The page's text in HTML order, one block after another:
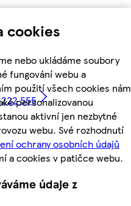
cookies
nebo ukládáme soubory
fungování webu a
použití všech cookies nám
personalizovanou
aktivní jen nezbytné
webu. Své rozhodnutí
ochrany osobních údajů
a cookies v patičce webu.
údaje z
555